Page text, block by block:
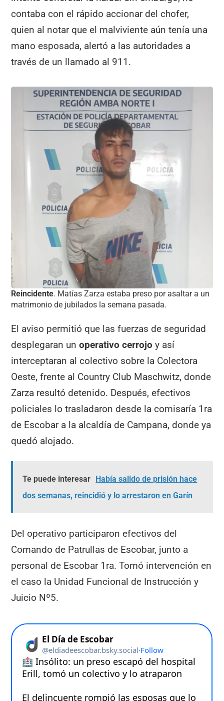
contaba con el rápido accionar del chofer,
quien al notar que el malviviente aún tenía una
mano esposada, alertó a las autoridades a
través de un llamado al 911.
Reincidente. Matías Zarza estaba preso por asaltar a un
matrimonio de jubilados la semana pasada.
El aviso permitió que las fuerzas de seguridad
desplegaran unoperativo cerrojo y así
interceptaran al colectivo sobre la Colectora
Oeste, frente al Country Club Maschwitz, donde
Zarza resultó detenido. Después, efectivos
policiales lo trasladaron desde la comisaría 1ra
de Escobar a la alcaldía de Campana, donde ya
quedó alojado.
Te puede interesar
Había salido de prisión hace
dos semanas, reincidió y lo arrestaron en Garín
Del operativo participaron efectivos del
Comando de Patrullas de Escobar, junto a
personal de Escobar 1ra. Tomó intervención en
el caso la Unidad Funcional de Instrucción y
Juicio Nº5.